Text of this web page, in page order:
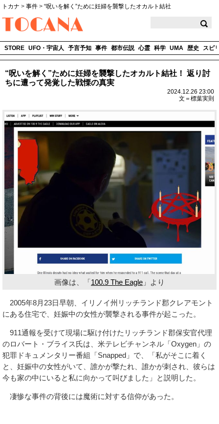
トカナ > 事件 > “呪いを解く”ために妊婦を襲撃したオカルト結社
STORE UFO・宇宙人 予言予知 事件 都市伝説 心霊 科学 UMA 歴史 スピ
“呪いを解く”ために妊婦を襲撃したオカルト結社！ 返り討
ちに遭って発覚した戦慄の真実
2024.12.26 23:00
文＝標葉実則
画像は、「100.9 The Eagle 」より
2005年8月23日早朝、イリノイ州リッチランド郡クレアモント
にある住宅で、妊娠中の女性が襲撃される事件が起こった。
911通報を受けて現場に駆け付けたリッチランド郡保安官代理
のロバート・ブライス氏は、米テレビチャンネル「Oxygen」の
犯罪ドキュメンタリー番組「Snapped」で、「私がそこに着く
と、妊娠中の女性がいて、誰かが撃たれ、誰かが刺され、彼らは
今も家の中にいると私に向かって叫びました」と説明した。
凄惨な事件の背後には魔術に対する信仰があった。